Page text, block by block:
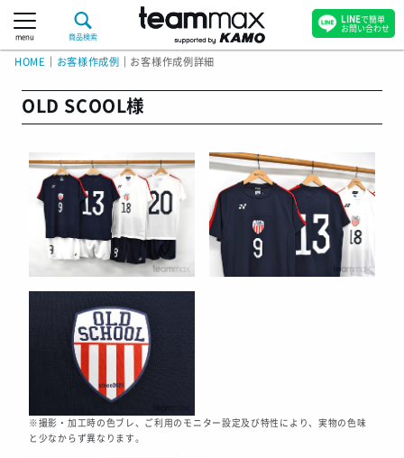
menu 商品検索
HOME お客様作成例 お客様作成例詳細
OLD SCOOL様
※撮影・加工時の色ブレ、ご利用のモニター設定及び特性により、実物の色味
と少なからず異なります。
LINEで簡単
お問い合わせ